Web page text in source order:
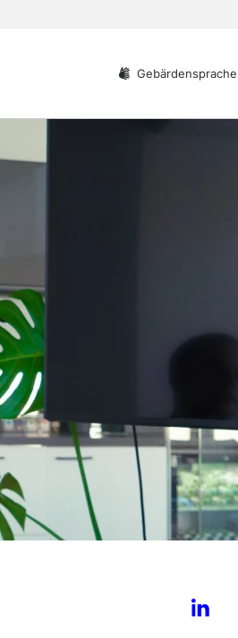
Gebärdensprache